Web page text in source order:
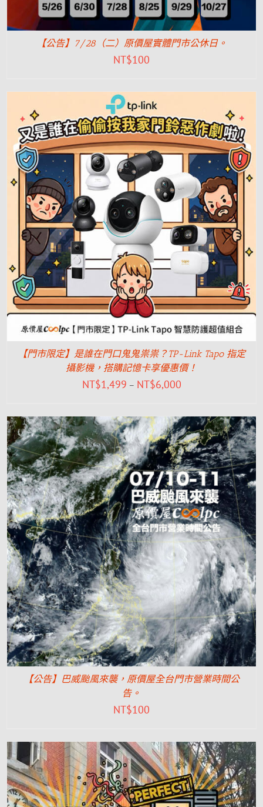
【公告】7/28（二）原價屋實體門市公休日。
NT$100
【門市限定】是誰在門口鬼鬼祟祟？TP-Link Tapo 指定
攝影機，搭購記憶卡享優惠價！
NT$1,499 – NT$6,000
【公告】巴威颱風來襲，原價屋全台門市營業時間公
告。
NT$100